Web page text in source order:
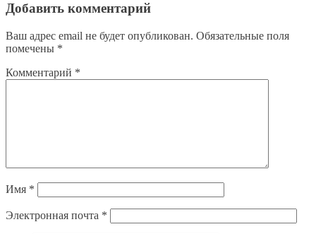
Добавить комментарий
Ваш адрес email не будет опубликован. Обязательные поля
помечены *
Комментарий *
Имя *
Электронная почта *